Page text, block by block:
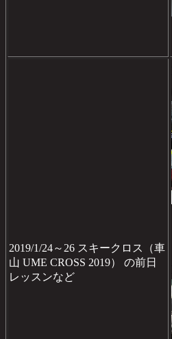
2019/1/24～26 スキークロス（車
山 UME CROSS 2019） の前日
レッスンなど